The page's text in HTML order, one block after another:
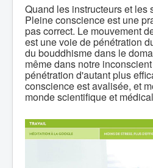
Quand les instructeurs et les
Pleine conscience est une
pas correct. Le mouvement
est une voie de pénétration
du bouddhisme dans le
même dans notre
pénétration d'autant plus
conscience est avalisée, et
monde scientifique et